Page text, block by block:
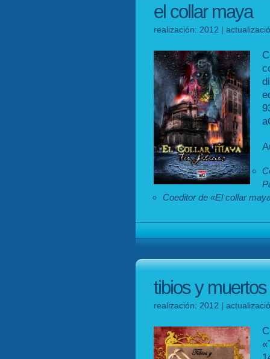
el collar maya
realización: 2012 |
Coeditor de «El collar
tibios y muertos
realización: 2012 |